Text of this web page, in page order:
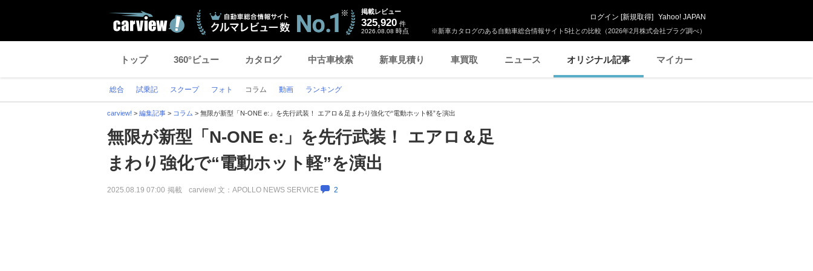
※新車カタログのある自動車総合情報サイト5社との比較（2026年2月株式会社プラグ調べ）
掲載レビュー
325,920 件
2026.08.08 時点
ログイン [新規取得] Yahoo! JAPAN
トップ 360°ビュー カタログ 中古車検索 新車見積り 車買取 ニュース オリジナル記事 マイカー
総合 試乗記 スクープ フォト コラム 動画 ランキング
carview! > 編集記事 > コラム > 無限が新型「N-ONE e:」を先行武装！ エアロ＆足まわり強化で“電動ホット軽”を演出
無限が新型「N-ONE e:」を先行武装！ エアロ＆足
まわり強化で“電動ホット軽”を演出
2025.08.19 07:00 掲載 carview! 文：APOLLO NEWS SERVICE 2